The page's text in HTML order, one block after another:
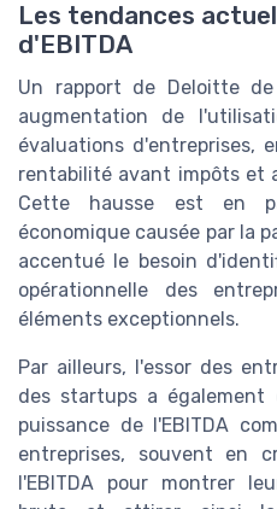
Les tendances
d'EBITDA
Un rapport de Deloitte
augmentation de
évaluations d'entreprises,
rentabilité avant impôts et
Cette hausse est en
économique causée par la
accentué le besoin
opérationnelle des
éléments exceptionnels.
Par ailleurs, l'essor des
des startups a
puissance de l'EBITDA
entreprises, souvent en
l'EBITDA pour montrer